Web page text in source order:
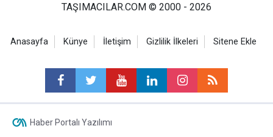
TAŞIMACILAR.COM © 2000 - 2026
Anasayfa Künye İletişim Gizlilik İlkeleri Sitene Ekle
Haber Portalı Yazılımı